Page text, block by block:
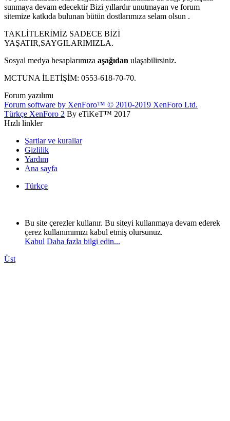
sunmaya devam edecektir Bizi yıllardır unutmayan ve forum
sitemize katkıda bulunan bütün dostlarımıza selam olsun .
TAKLİTLERİMİZ SADECE BİZİ
YAŞATIR,SAYGILARIMIZLA.
Sosyal medya hesaplarımıza aşağıdan ulaşabilirsiniz.
MCTUNA İLETİŞİM: 0553-618-70-70.
Forum yazılımı
Forum software by XenForo™ © 2010-2019 XenForo Ltd.
Türkçe XenForo 2 By eTiKeT™ 2017
Hızlı linkler
Şartlar ve kurallar
Gizlilik
Yardım
Ana sayfa
Türkçe
Bu site çerezler kullanır. Bu siteyi kullanmaya devam ederek
çerez kullanımımızı kabul etmiş olursunuz.
Kabul Daha fazla bilgi edin...
Üst